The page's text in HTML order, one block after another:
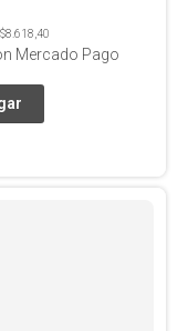
$8.618,40
Mercado Pago